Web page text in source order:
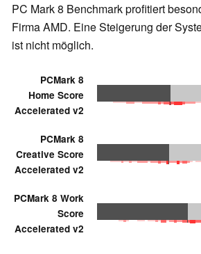
PC Mark 8 Benchmark profitiert
Firma AMD. Eine Steigerung der
ist nicht möglich.
PCMark 8
Home Score
Accelerated v2
PCMark 8
Creative Score
Accelerated v2
PCMark 8 Work
Score
Accelerated v2